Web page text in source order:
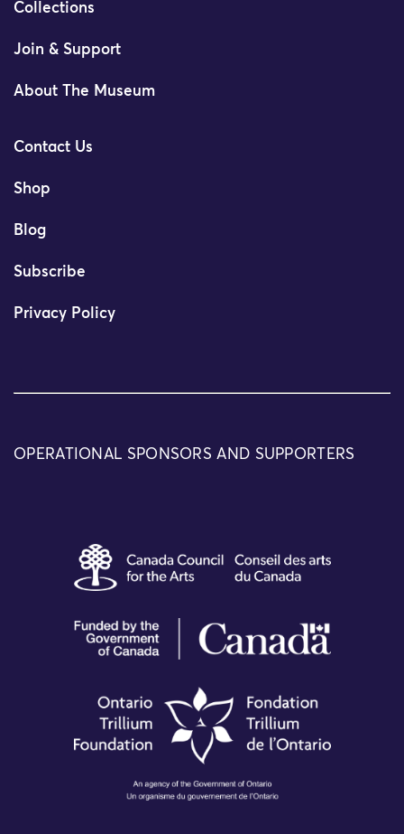
Collections
Join & Support
About The Museum
Contact Us
Shop
Blog
Subscribe
Privacy Policy
OPERATIONAL SPONSORS AND SUPPORTERS